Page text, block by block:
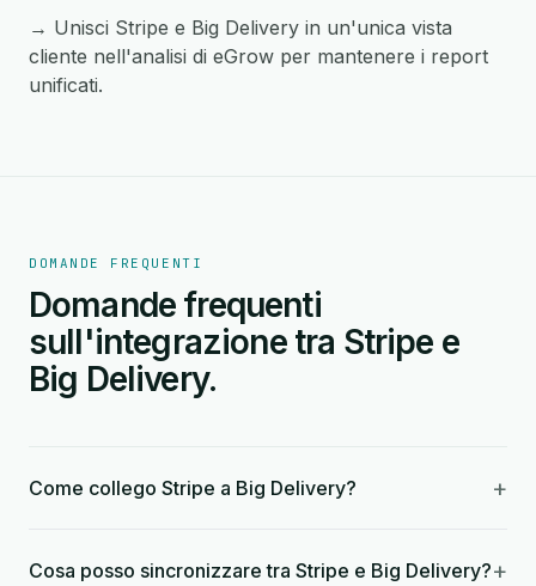
→ Unisci Stripe e Big Delivery in un'unica vista
cliente nell'analisi di eGrow per mantenere i report
unificati.
DOMANDE FREQUENTI
Domande frequenti
sull'integrazione tra Stripe e
Big Delivery.
Come collego Stripe a Big Delivery? +
Cosa posso sincronizzare tra Stripe e Big Delivery?+